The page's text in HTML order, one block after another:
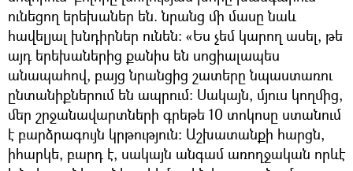
ունեցող երեխաներ են. նրանց մի մասը նաև
հավելյալ խնդիրներ ունեն։ «Ես չեմ կարող ասել, թե
այդ երեխաներից քանիս են սոցիալապես
անապահով, բայց նրանցից շատերը նպաստառու
ընտանիքներում են ապրում։ Սակայն, մյուս կողմից,
մեր շրջանավարտների գրեթե 10 տոկոսը ստանում
է բարձրագույն կրթություն։ Աշխատանքի հարցն,
իհարկե, բարդ է, սակայն անգամ առողջական որևէ